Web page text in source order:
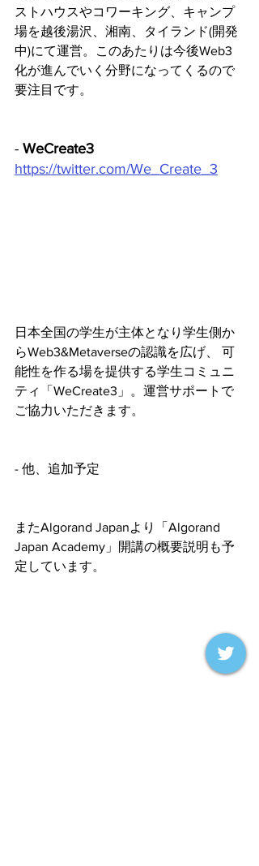
ストハウスやコワーキング、キャンプ
場を越後湯沢、湘南、タイランド(開発
中)にて運営。このあたりは今後Web3
化が進んでいく分野になってくるので
要注目です。
- WeCreate3
https://twitter.com/We_Create_3
日本全国の学生が主体となり学生側か
らWeb3&Metaverseの認識を広げ、 可
能性を作る場を提供する学生コミュニ
ティ「WeCreate3」。運営サポートで
ご協力いただきます。
- 他、追加予定
またAlgorand Japanより「Algorand
Japan Academy」開講の概要説明も予
定しています。